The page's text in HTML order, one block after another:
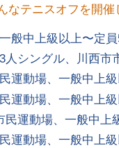
なテニスオフを開催
般中上級以上〜定員
人シングル、川西市
運動場、一般中上
運動場、一般中上
民運動場、一般中上
運動場、一般中上